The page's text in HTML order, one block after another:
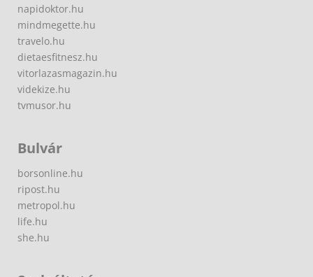
napidoktor.hu
mindmegette.hu
travelo.hu
dietaesfitnesz.hu
vitorlazasmagazin.hu
videkize.hu
tvmusor.hu
Bulvár
borsonline.hu
ripost.hu
metropol.hu
life.hu
she.hu